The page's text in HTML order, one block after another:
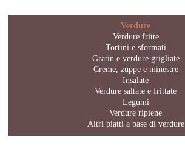
Verdure
Verdure fritte
Tortini e sformati
Gratin e verdure grigliate
Creme, zuppe e minestre
Insalate
Verdure saltate e frittate
Legumi
Verdure ripiene
Altri piatti a base di verdure